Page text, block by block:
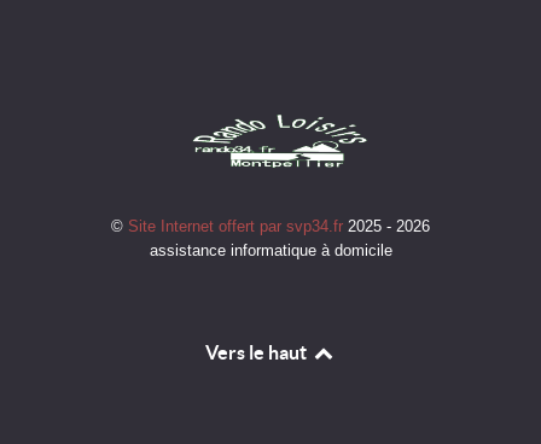
© Site Internet offert par svp34.fr 2025 - 2026
assistance informatique à domicile
Vers le haut